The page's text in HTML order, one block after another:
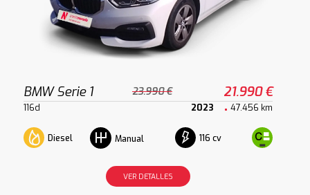
BMW Serie 1 23.990 € 21.990 €
116d 2023 47.456 km
Diesel Manual 116 cv
VER DETALLES